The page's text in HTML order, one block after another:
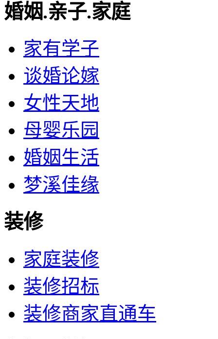
婚姻.亲子.家庭
家有学子
谈婚论嫁
女性天地
母婴乐园
婚姻生活
梦溪佳缘
装修
家庭装修
装修招标
装修商家直通车